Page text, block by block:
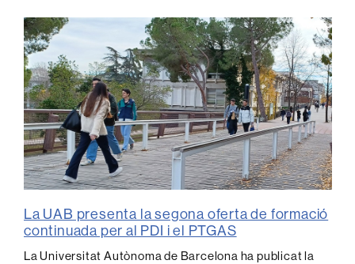
La UAB presenta la segona oferta de formació
continuada per al PDI i el PTGAS
La Universitat Autònoma de Barcelona ha publicat la